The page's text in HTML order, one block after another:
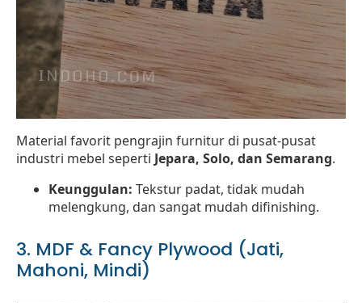
Material favorit pengrajin furnitur di pusat-pusat
industri mebel seperti Jepara, Solo, dan Semarang.
Keunggulan: Tekstur padat, tidak mudah
melengkung, dan sangat mudah difinishing.
3. MDF & Fancy Plywood (Jati,
Mahoni, Mindi)